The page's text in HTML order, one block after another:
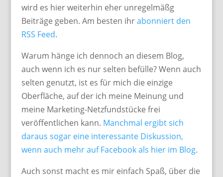
wird es hier weiterhin eher unregelmäßg
Beiträge geben. Am besten ihrabonniert den
RSS Feed.
Warum hänge ich dennoch an diesem Blog,
auch wenn ich es nur selten befülle? Wenn auch
selten genutzt, ist es für mich die einzige
Oberfläche, auf der ich meine Meinung und
meine Marketing-Netzfundstücke frei
veröffentlichen kann. Manchmal ergibt sich
daraus sogar eine interessante Diskussion,
wenn auch mehr auf Facebook als hier im Blog.
Auch sonst macht es mir einfach Spaß, über die